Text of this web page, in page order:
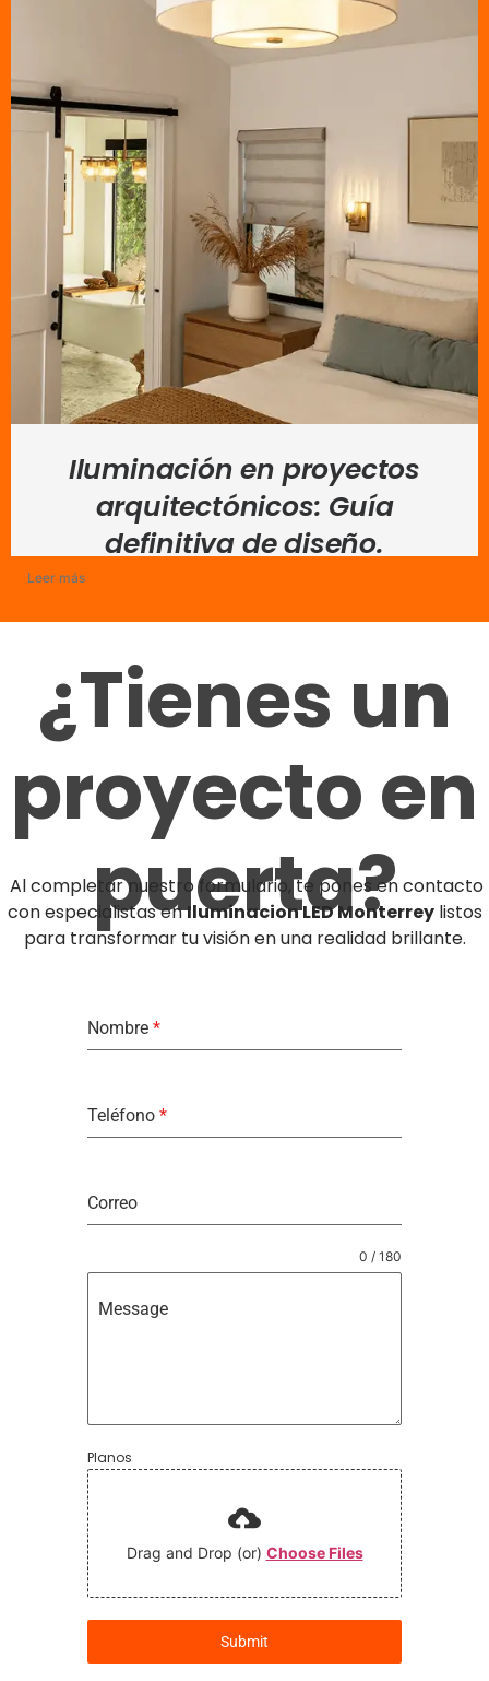
Iluminación en proyectos
arquitectónicos: Guía
definitiva de diseño.
Leer más
¿Tienes un
proyecto en
puerta?
Al completar nuestro formulario, te pones en contacto
con especialistas enIluminacion LED Monterreylistos
para transformar tu visión en una realidad brillante.
Nombre *
Teléfono *
Correo
Message
0 / 180
Planos
Drag and Drop (or) Choose Files
Submit